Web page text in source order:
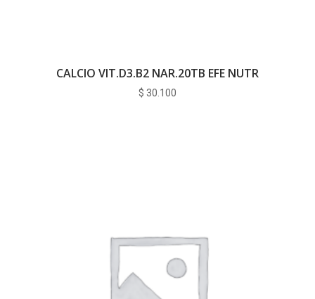
CALCIO VIT.D3.B2 NAR.20TB EFE NUTR
$ 30.100